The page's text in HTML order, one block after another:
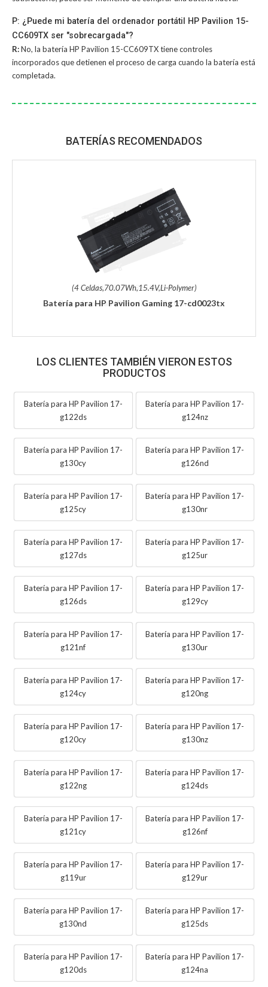
P: ¿Puede mi batería del ordenador portátil HP Pavilion 15-
CC609TX ser "sobrecargada"?
R:No, la batería HP Pavilion 15-CC609TXtiene controles
incorporados que detienen el proceso de carga cuando la batería está
completada.
BATERÍAS RECOMENDADOS
(4 Celdas,70.07Wh,15.4V,Li-Polymer)
Batería para HP Pavilion Gaming 17-cd0023tx
LOS CLIENTES TAMBIÉN VIERON ESTOS
PRODUCTOS
Batería para HP Pavilion 17-
g122ds
Batería para HP Pavilion 17-
g124nz
Batería para HP Pavilion 17-
g130cy
Batería para HP Pavilion 17-
g126nd
Batería para HP Pavilion 17-
g125cy
Batería para HP Pavilion 17-
g130nr
Batería para HP Pavilion 17-
g127ds
Batería para HP Pavilion 17-
g125ur
Batería para HP Pavilion 17-
g126ds
Batería para HP Pavilion 17-
g129cy
Batería para HP Pavilion 17-
g121nf
Batería para HP Pavilion 17-
g130ur
Batería para HP Pavilion 17-
g124cy
Batería para HP Pavilion 17-
g120ng
Batería para HP Pavilion 17-
g120cy
Batería para HP Pavilion 17-
g130nz
Batería para HP Pavilion 17-
g122ng
Batería para HP Pavilion 17-
g124ds
Batería para HP Pavilion 17-
g121cy
Batería para HP Pavilion 17-
g126nf
Batería para HP Pavilion 17-
g119ur
Batería para HP Pavilion 17-
g129ur
Batería para HP Pavilion 17-
g130nd
Batería para HP Pavilion 17-
g125ds
Batería para HP Pavilion 17-
g120ds
Batería para HP Pavilion 17-
g124na